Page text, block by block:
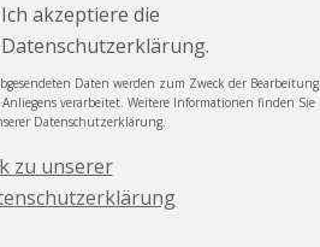
Ich akzeptiere die
Datenschutzerklärung.
Daten werden zum Zweck der Bearbeitung
Anliegens verarbeitet. Weitere Informationen finden Sie
Datenschutzerklärung.
zu unserer